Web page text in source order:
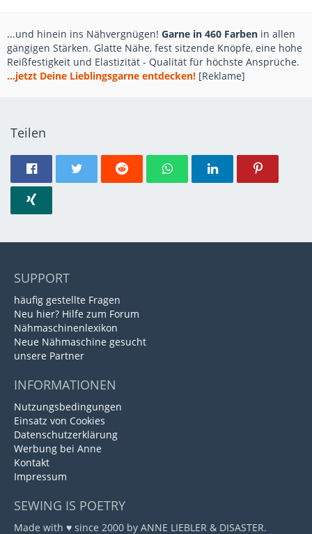
...und hinein ins Nähvergnügen! Garne in 460 Farben in allen
gängigen Stärken. Glatte Nähe, fest sitzende Knöpfe, eine hohe
Reißfestigkeit und Elastizität - Qualität für höchste Ansprüche.
...jetzt Deine Lieblingsgarne entdecken! [Reklame]
Teilen
SUPPORT
häufig gestellte Fragen
Neu hier? Hilfe zum Forum
Nähmaschinenlexikon
Neue Nähmaschine gesucht
unsere Partner
INFORMATIONEN
Nutzungsbedingungen
Einsatz von Cookies
Datenschutzerklärung
Werbung bei Anne
Kontakt
Impressum
SEWING IS POETRY
Made with ♥ since 2000 by ANNE LIEBLER & DISASTER.